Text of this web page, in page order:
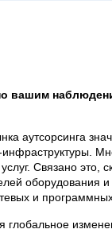
вашим
аутсорсинга
Связано это,
оборудования
и
глобальное